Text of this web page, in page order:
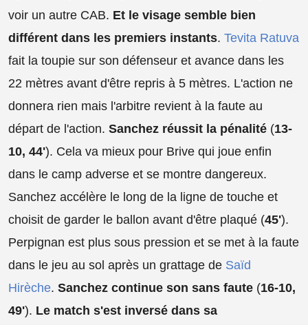
voir un autre CAB. Et le visage semble bien
différent dans les premiers instants. Tevita Ratuva
fait la toupie sur son défenseur et avance dans les
22 mètres avant d'être repris à 5 mètres. L'action ne
donnera rien mais l'arbitre revient à la faute au
départ de l'action. Sanchez réussit la pénalité (13-
10, 44'). Cela va mieux pour Brive qui joue enfin
dans le camp adverse et se montre dangereux.
Sanchez accélère le long de la ligne de touche et
choisit de garder le ballon avant d'être plaqué (45').
Perpignan est plus sous pression et se met à la faute
dans le jeu au sol après un grattage de Saïd
Hirèche. Sanchez continue son sans faute (16-10,
49'). Le match s'est inversé dans sa